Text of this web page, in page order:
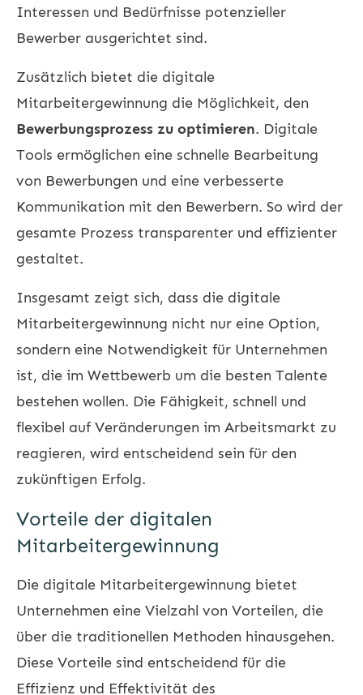
Interessen und Bedürfnisse potenzieller
Bewerber ausgerichtet sind.
Zusätzlich bietet die digitale
Mitarbeitergewinnung die Möglichkeit, den
Bewerbungsprozess zu optimieren. Digitale
Tools ermöglichen eine schnelle Bearbeitung
von Bewerbungen und eine verbesserte
Kommunikation mit den Bewerbern. So wird der
gesamte Prozess transparenter und effizienter
gestaltet.
Insgesamt zeigt sich, dass die digitale
Mitarbeitergewinnung nicht nur eine Option,
sondern eine Notwendigkeit für Unternehmen
ist, die im Wettbewerb um die besten Talente
bestehen wollen. Die Fähigkeit, schnell und
flexibel auf Veränderungen im Arbeitsmarkt zu
reagieren, wird entscheidend sein für den
zukünftigen Erfolg.
Vorteile der digitalen
Mitarbeitergewinnung
Die digitale Mitarbeitergewinnung bietet
Unternehmen eine Vielzahl von Vorteilen, die
über die traditionellen Methoden hinausgehen.
Diese Vorteile sind entscheidend für die
Effizienz und Effektivität des